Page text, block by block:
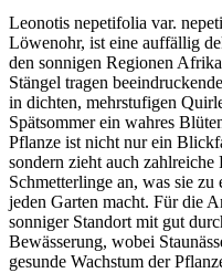
Leonotis nepetifolia var.
Löwenohr, ist eine auffällig
den sonnigen Regionen
Stängel tragen
in dichten, mehrstufigen
Spätsommer ein wahres
Pflanze ist nicht nur ein
sondern zieht auch
Schmetterlinge an, was sie
jeden Garten macht. Für die
sonniger Standort mit gut
Bewässerung, wobei
gesunde Wachstum der